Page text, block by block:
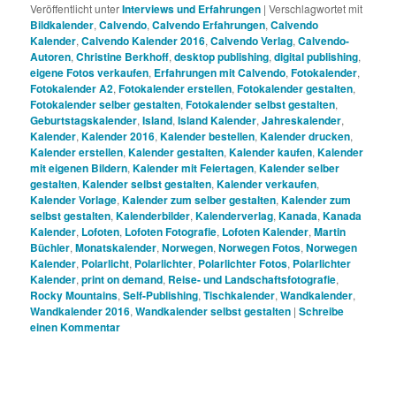
Veröffentlicht unterInterviews und Erfahrungen |Verschlagwortet mit
Bildkalender,Calvendo,Calvendo Erfahrungen,Calvendo
Kalender,Calvendo Kalender 2016,Calvendo Verlag,Calvendo-
Autoren,Christine Berkhoff,desktop publishing,digital publishing,
eigene Fotos verkaufen, Erfahrungen mit Calvendo,Fotokalender,
Fotokalender A2,Fotokalender erstellen,Fotokalender gestalten,
Fotokalender selber gestalten,Fotokalender selbst gestalten,
Geburtstagskalender,Island,Island Kalender,Jahreskalender,
Kalender,Kalender 2016,Kalender bestellen,Kalender drucken,
Kalender erstellen,Kalender gestalten,Kalender kaufen,Kalender
mit eigenen Bildern,Kalender mit Feiertagen,Kalender selber
gestalten,Kalender selbst gestalten,Kalender verkaufen,
Kalender Vorlage,Kalender zum selber gestalten,Kalender zum
selbst gestalten,Kalenderbilder,Kalenderverlag,Kanada,Kanada
Kalender, Lofoten, Lofoten Fotografie, Lofoten Kalender,Martin
Büchler,Monatskalender,Norwegen,Norwegen Fotos,Norwegen
Kalender, Polarlicht, Polarlichter, Polarlichter Fotos, Polarlichter
Kalender,print on demand, Reise- und Landschaftsfotografie,
Rocky Mountains,Self-Publishing,Tischkalender,Wandkalender,
Wandkalender 2016,Wandkalender selbst gestalten |Schreibe
einen Kommentar